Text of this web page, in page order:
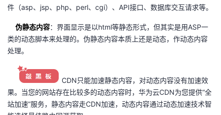
件（asp、jsp、php、perl、cgi）、API接口、数据库交互请求等。
伪静态内容：界面显示是以html等静态形式，但其实是用ASP一
类的动态脚本来处理的。伪静态内容本质上还是动态，作动态内容
处理。
CDN只能加速静态内容，对动态内容没有加速效
果。当您的网站存在比较多的动态内容时，华为云CDN为您提供“全
站加速”服务，静态内容走CDN加速，动态内容通过动态加速技术智